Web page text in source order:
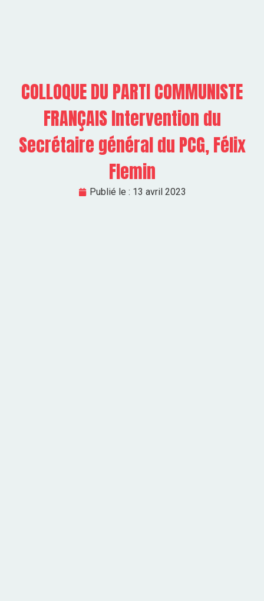
COLLOQUE DU PARTI COMMUNISTE
FRANÇAIS Intervention du
Secrétaire général du PCG, Félix
Flemin
Publié le : 13 avril 2023